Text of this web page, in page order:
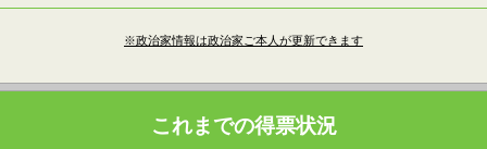
※政治家情報は政治家ご本人が更新できます
これまでの得票状況